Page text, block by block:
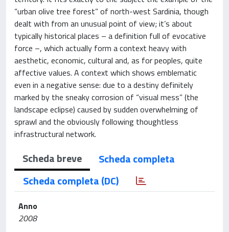
“urban olive tree forest” of north-west Sardinia, though
dealt with from an unusual point of view; it’s about
typically historical places – a definition full of evocative
force –, which actually form a context heavy with
aesthetic, economic, cultural and, as for peoples, quite
affective values. A context which shows emblematic
even in a negative sense: due to a destiny definitely
marked by the sneaky corrosion of “visual mess” (the
landscape eclipse) caused by sudden overwhelming of
sprawl and the obviously following thoughtless
infrastructural network.
Scheda breve
Scheda completa
Scheda completa (DC)
Anno
2008